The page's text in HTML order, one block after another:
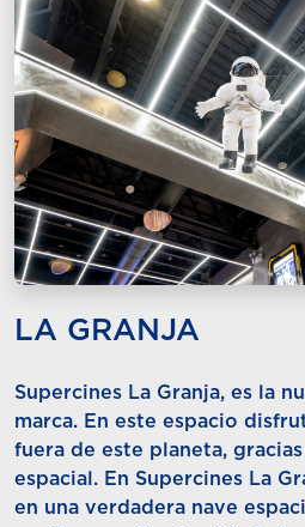
LA GRANJA
Supercines La Granja, es la
marca. En este espacio
fuera de este planeta,
espacial. En Supercines La
en una verdadera nave